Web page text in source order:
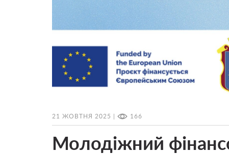
21 ЖОВТНЯ 2025 | 166
Молодіжний